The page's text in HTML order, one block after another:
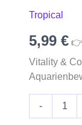
Tropical
5,99 €
Vitality &
-
Color
100ml